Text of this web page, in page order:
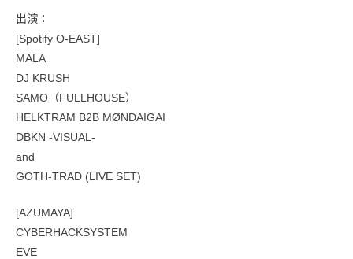
出演：
[Spotify O-EAST]
MALA
DJ KRUSH
SAMO（FULLHOUSE）
HELKTRAM B2B MØNDAIGAI
DBKN -VISUAL-
and
GOTH-TRAD (LIVE SET)
[AZUMAYA]
CYBERHACKSYSTEM
EVE